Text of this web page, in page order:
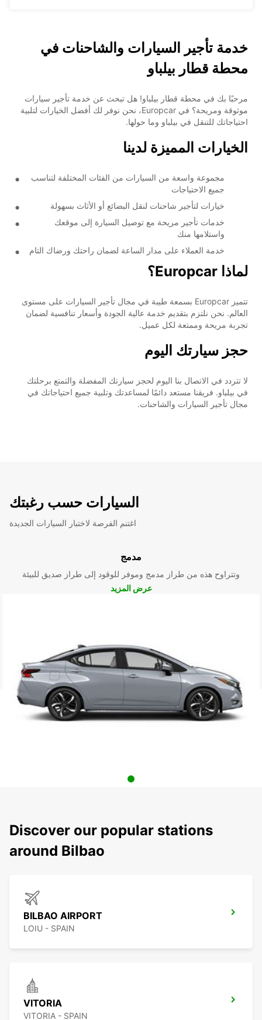
خدمة تأجير السيارات والشاحنات في
محطة قطار بيلباو
مرحبًا بك في محطة قطار بيلباو! هل تبحث عن خدمة تأجير سيارات
موثوقة ومريحة؟ في Europcar، نحن نوفر لك أفضل الخيارات لتلبية
احتياجاتك للتنقل في بيلباو وما حولها.
الخيارات المميزة لدينا
مجموعة واسعة من السيارات من الفئات المختلفة لتناسب
جميع الاحتياجات
خيارات لتأجير شاحنات لنقل البضائع أو الأثاث بسهولة
خدمات تأجير مريحة مع توصيل السيارة إلى موقعك
واستلامها منك
خدمة العملاء على مدار الساعة لضمان راحتك ورضاك التام
لماذا Europcar؟
تتميز Europcar بسمعة طيبة في مجال تأجير السيارات على مستوى
العالم. نحن نلتزم بتقديم خدمة عالية الجودة وأسعار تنافسية لضمان
تجربة مريحة وممتعة لكل عميل.
حجز سيارتك اليوم
لا تتردد في الاتصال بنا اليوم لحجز سيارتك المفضلة والتمتع برحلتك
في بيلباو. فريقنا مستعد دائمًا لمساعدتك وتلبية جميع احتياجاتك في
مجال تأجير السيارات والشاحنات.
السيارات حسب رغبتك
اغتنم الفرصة لاختبار السيارات الجديدة
مدمج
وتتراوح هذه من طراز مدمج وموفر للوقود إلى طراز صديق للبيئة
عرض المزيد
Discover our popular stations
around Bilbao
BILBAO AIRPORT
LOIU - SPAIN
VITORIA
VITORIA - SPAIN